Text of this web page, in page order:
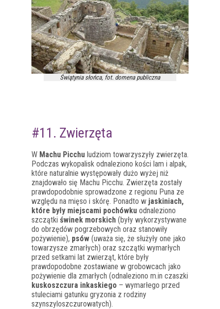
Świątynia słońca, fot. domena publiczna
#11. Zwierzęta
W Machu Picchu ludziom towarzyszyły zwierzęta.
Podczas wykopalisk odnaleziono kości lam i alpak,
które naturalnie występowały dużo wyżej niż
znajdowało się Machu Picchu. Zwierzęta zostały
prawdopodobnie sprowadzone z regionu Puna ze
względu na mięso i skórę. Ponadto w jaskiniach,
które były miejscami pochówku odnaleziono
szczątki świnek morskich (były wykorzystywane
do obrzędów pogrzebowych oraz stanowiły
pożywienie), psów (uważa się, że służyły one jako
towarzysze zmarłych) oraz szczątki wymarłych
przed setkami lat zwierząt, które były
prawdopodobne zostawiane w grobowcach jako
pożywienie dla zmarłych (odnaleziono m.in czaszki
kuskoszczura inkaskiego – wymarłego przed
stuleciami gatunku gryzonia z rodziny
szynszyloszczurowatych).